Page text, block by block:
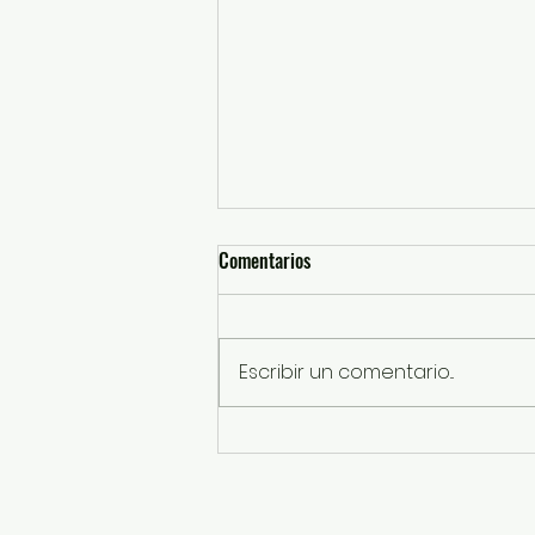
¡OPINIÓN! LETRAS DE JUAN
Comentarios
Escribir un comentario...